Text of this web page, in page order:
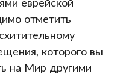
отметить
которого вы
на Мир другими